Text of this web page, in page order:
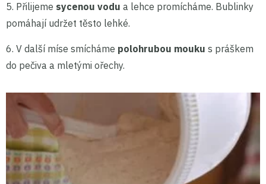
5. Přilijeme sycenou vodu a lehce promícháme. Bublinky
pomáhají udržet těsto lehké.
6. V další míse smícháme polohrubou mouku s práškem
do pečiva a mletými ořechy.